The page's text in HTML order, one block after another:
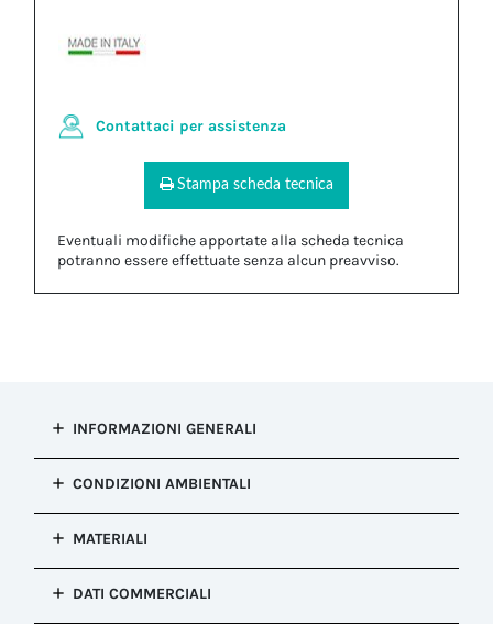
Contattaci per assistenza
Stampa scheda tecnica
Eventuali modifiche apportate alla scheda tecnica
potranno essere effettuate senza alcun preavviso.
INFORMAZIONI GENERALI
installazione
Tappo di chiusura
Configurazione
Colore
CONDIZIONI AMBIENTALI
protezione IP
IP66, IP68
Resistenza alla
MATERIALI
PA66 UL94 V2|Silicone
DATI COMMERCIALI